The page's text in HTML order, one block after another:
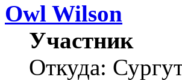
Owl Wilson
Участник
Откуда: